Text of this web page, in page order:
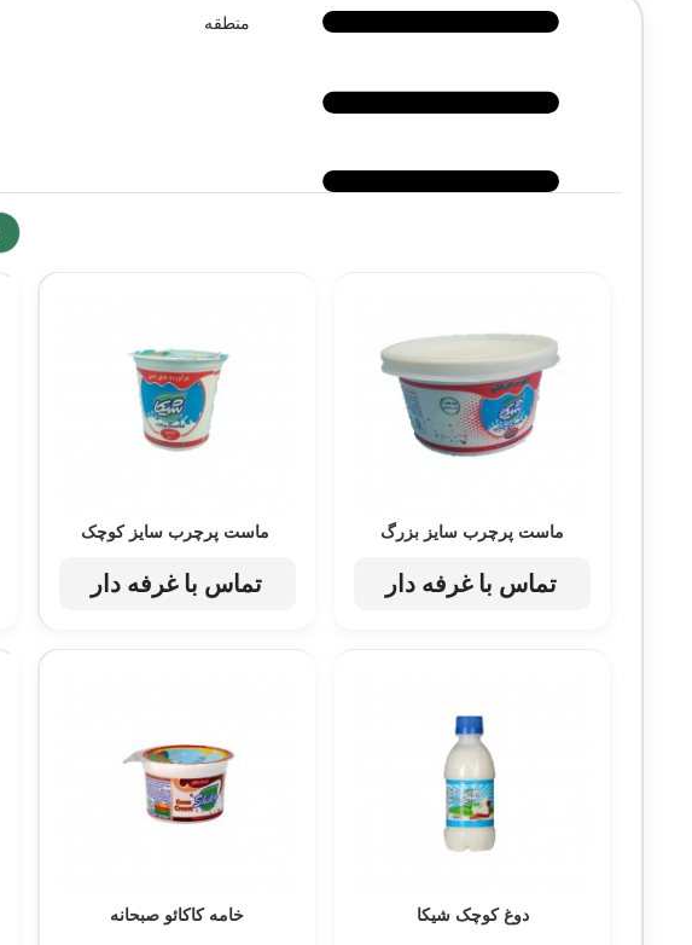
منطقه
ماست پرچرب سایز بزرگ
تماس با غرفه دار
ماست پرچرب سایز کوچک
تماس با غرفه دار
دوغ کوچک شیکا خامه کاکائو صبحانه